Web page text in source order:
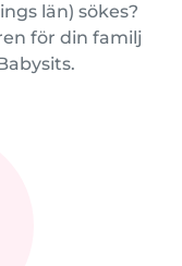
län) sökes?
för din familj